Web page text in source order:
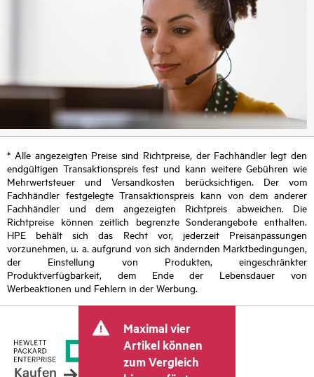
* Alle angezeigten Preise sind Richtpreise, der Fachhändler legt den
endgültigen Transaktionspreis fest und kann weitere Gebühren wie
Mehrwertsteuer und Versandkosten berücksichtigen. Der vom
Fachhändler festgelegte Transaktionspreis kann von dem anderer
Fachhändler und dem angezeigten Richtpreis abweichen. Die
Richtpreise können zeitlich begrenzte Sonderangebote enthalten.
HPE behält sich das Recht vor, jederzeit Preisanpassungen
vorzunehmen, u. a. aufgrund von sich ändernden Marktbedingungen,
der Einstellung von Produkten, eingeschränkter
Produktverfügbarkeit, dem Ende der Lebensdauer von
Werbeaktionen und Fehlern in der Werbung.
Maximal vier
Artikel können
zum Vergleich
Kaufen